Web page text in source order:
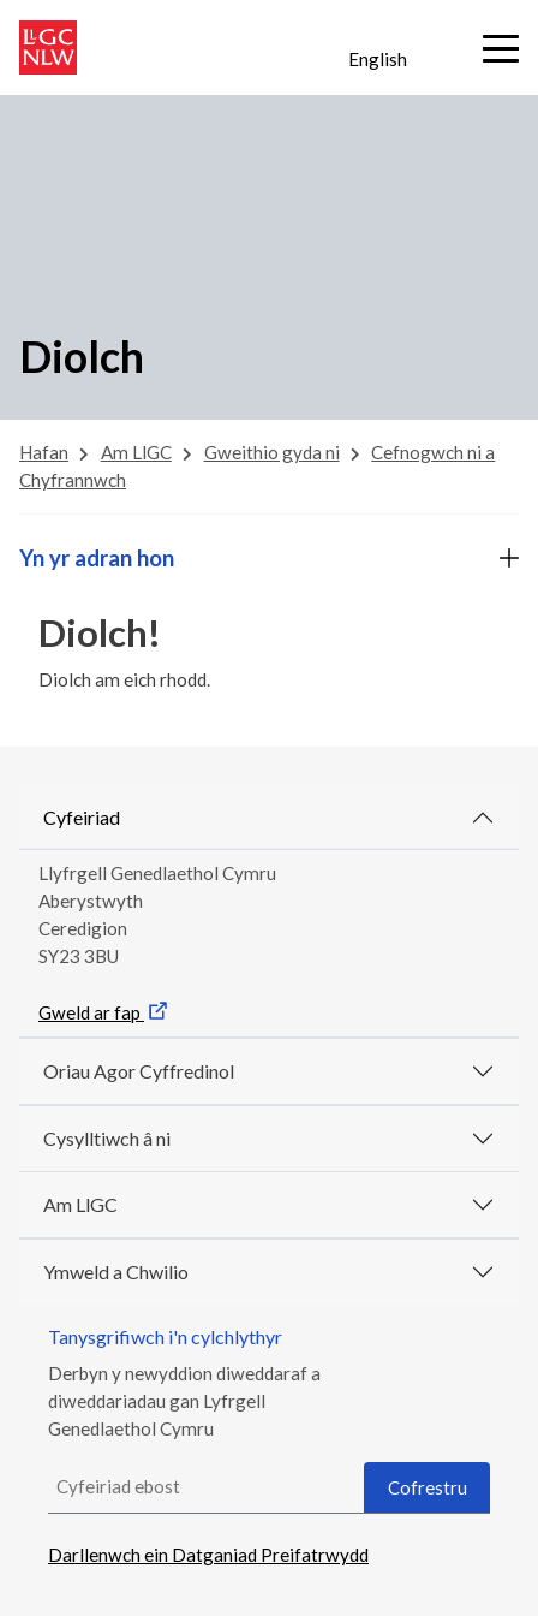
English
Diolch
Hafan Am LlGC Gweithio gyda ni
Cefnogwch ni a
Chyfrannwch
Diolch!
Diolch am eich rhodd.
Yn yr adran hon
Cyfeiriad
Llyfrgell Genedlaethol Cymru
Aberystwyth
Ceredigion
SY23 3BU
Gweld ar fap
Oriau Agor Cyffredinol
Cysylltiwch â ni
Am LlGC
Ymweld a Chwilio
Tanysgrifiwch i'n cylchlythyr
Derbyn y newyddion diweddaraf a
diweddariadau gan Lyfrgell
Genedlaethol Cymru
Cofrestru
Darllenwch ein Datganiad Preifatrwydd